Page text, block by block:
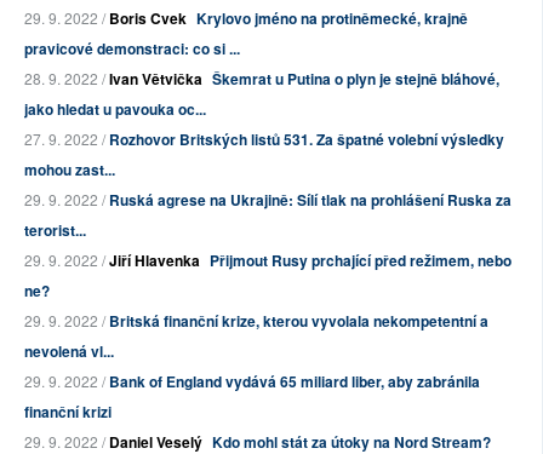
29. 9. 2022 /Boris Cvek Krylovo jméno na protiněmecké, krajně
pravicové demonstraci: co si ...
28. 9. 2022 /Ivan Větvička Škemrat u Putina o plyn je stejně bláhové,
jako hledat u pavouka oc...
27. 9. 2022 /Rozhovor Britských listů 531. Za špatné volební výsledky
mohou zast...
29. 9. 2022 /Ruská agrese na Ukrajině: Sílí tlak na prohlášení Ruska za
terorist...
29. 9. 2022 /Jiří Hlavenka Přijmout Rusy prchající před režimem, nebo
ne?
29. 9. 2022 /Britská finanční krize, kterou vyvolala nekompetentní a
nevolená vl...
29. 9. 2022 /Bank of England vydává 65 miliard liber, aby zabránila
finanční krizi
29. 9. 2022 /Daniel Veselý Kdo mohl stát za útoky na Nord Stream?